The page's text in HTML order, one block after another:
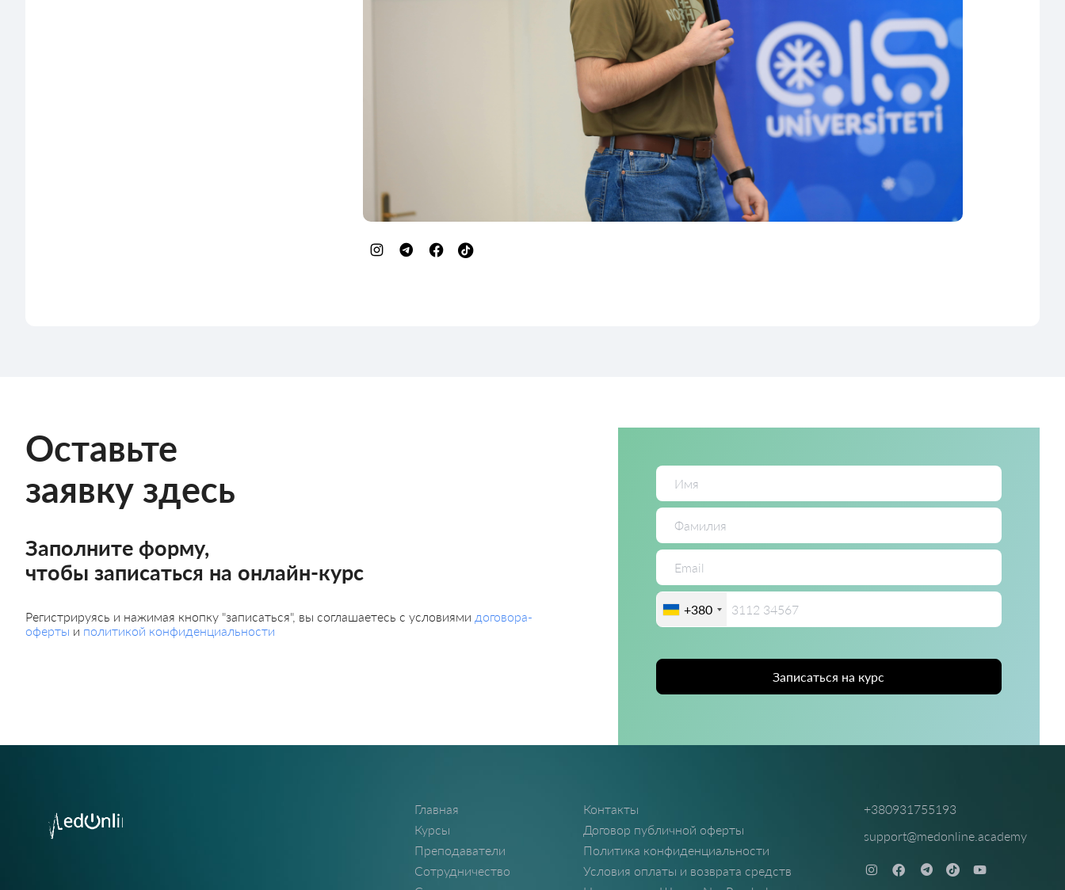
Оставьте
заявку здесь
Заполните форму,
чтобы записаться на онлайн-курс
Регистрируясь и нажимая кнопку "записаться", вы соглашаетесь с условиями договора-
оферты и политикой конфиденциальности
+380
Записаться на курс
Главная
Курсы
Преподаватели
Сотрудничество
Контакты
Договор публичной оферты
Политика конфиденциальности
Условия оплаты и возврата средств
+380931755193
support@medonline.academy